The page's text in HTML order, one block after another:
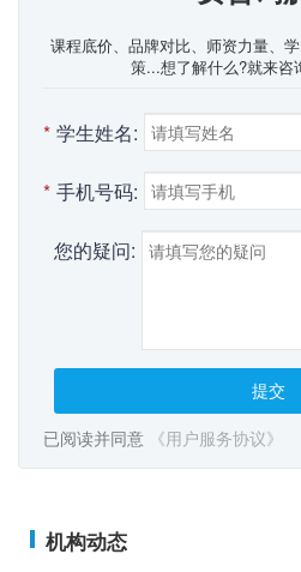
课程底价、品牌对比、师资力量、
策...想了解什么?就来咨
* 学生姓名:
* 手机号码:
您的疑问:
提交
已阅读并同意 《用户服务协议》
机构动态